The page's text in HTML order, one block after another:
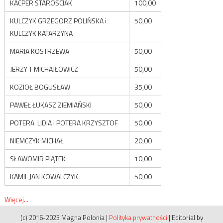
KACPER STAROŚCIAK
100,00
KULCZYK GRZEGORZ POLIŃSKA i
KULCZYK KATARZYNA
50,00
MARIA KOSTRZEWA
50,00
JERZY T MICHAJŁOWICZ
50,00
KOZIOŁ BOGUSŁAW
35,00
PAWEŁ ŁUKASZ ZIEMIAŃSKI
50,00
POTERA LIDIA i POTERA KRZYSZTOF
50,00
NIEMCZYK MICHAŁ
20,00
SŁAWOMIR PIĄTEK
10,00
KAMIL JAN KOWALCZYK
50,00
Więcej...
(c) 2016-2023 Magna Polonia | Polityka prywatności | Editorial by